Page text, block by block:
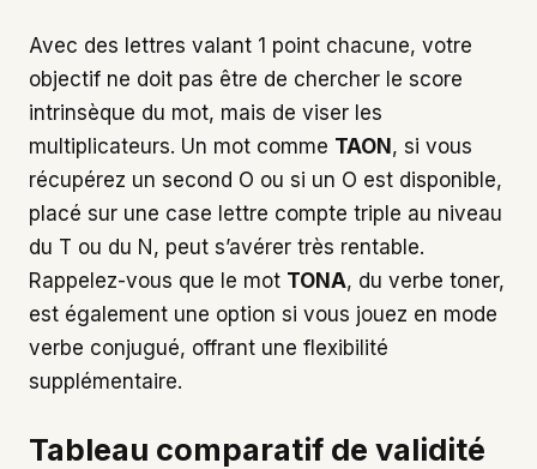
Avec des lettres valant 1 point chacune, votre
objectif ne doit pas être de chercher le score
intrinsèque du mot, mais de viser les
multiplicateurs. Un mot comme TAON , si vous
récupérez un second O ou si un O est disponible,
placé sur une case lettre compte triple au niveau
du T ou du N, peut s’avérer très rentable.
Rappelez-vous que le mot TONA, du verbe toner,
est également une option si vous jouez en mode
verbe conjugué, offrant une flexibilité
supplémentaire.
Tableau comparatif de validité